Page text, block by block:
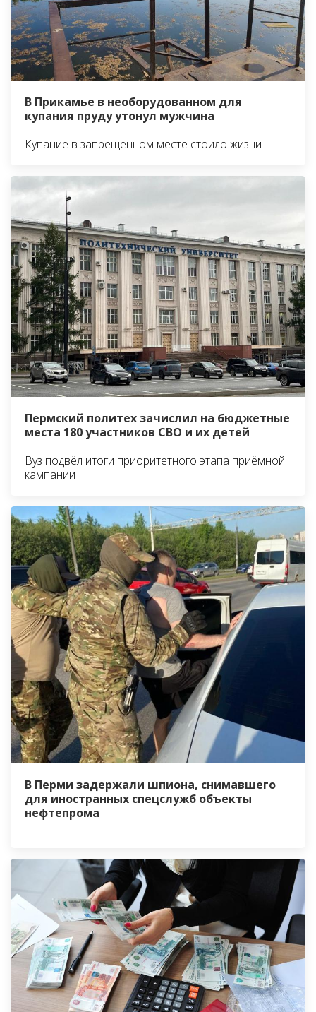
В Прикамье в необорудованном для
купания пруду утонул мужчина
Купание в запрещенном месте стоило жизни
Пермский политех зачислил на бюджетные
места 180 участников СВО и их детей
Вуз подвёл итоги приоритетного этапа приёмной
кампании
В Перми задержали шпиона, снимавшего
для иностранных спецслужб объекты
нефтепрома